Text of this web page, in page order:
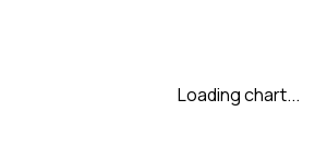
Loading chart...